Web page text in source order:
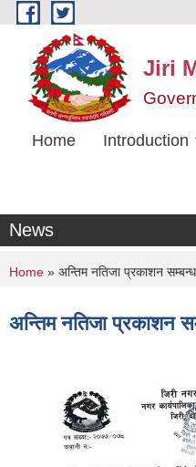
Skip to main content
Jiri
Home Introduction
News
You are here
Home » अन्तिम नतिजा प्रकाशन
अन्तिम नतिजा प्रकाशन